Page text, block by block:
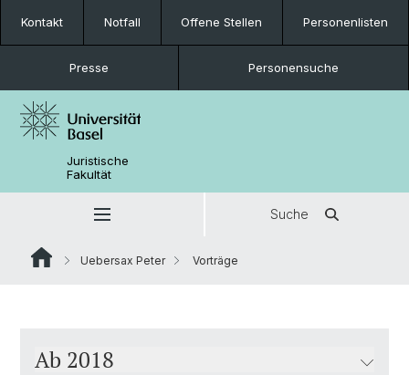
Kontakt Notfall Offene Stellen Personenlisten
Presse Personensuche
Juristische
Fakultät
Suche
Uebersax Peter Vorträge
Ab 2018